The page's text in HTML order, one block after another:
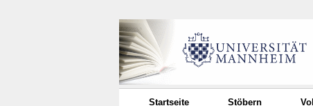
Startseite Stöbern